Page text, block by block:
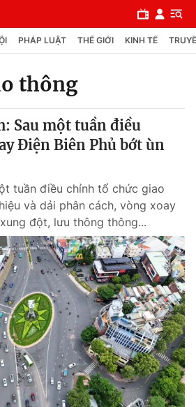
PHÁP LUẬT THẾ GIỚI KINH TẾ
thông
Sau một tuần điều
Điện Biên Phủ bớt ùn
tuần điều chỉnh tổ chức giao
và dải phân cách, vòng xoay
đột, lưu thông thông...